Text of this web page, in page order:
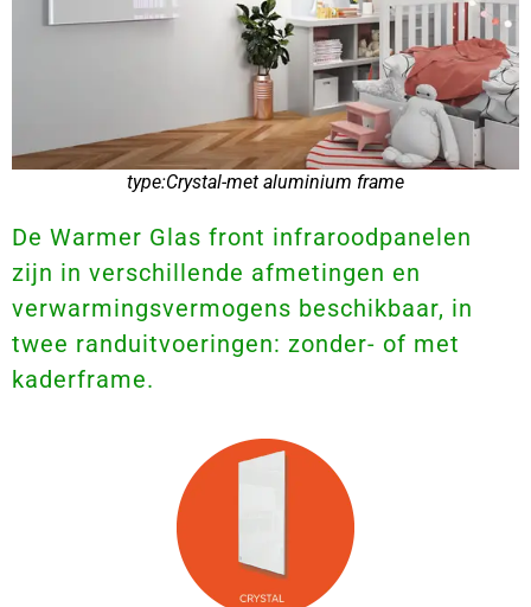
type:Crystal-met aluminium frame
De Warmer Glas front infraroodpanelen
zijn in verschillende afmetingen en
verwarmingsvermogens beschikbaar, in
twee randuitvoeringen: zonder- of met
kaderframe.